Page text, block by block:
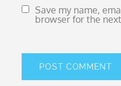
Save my name,
browser for the